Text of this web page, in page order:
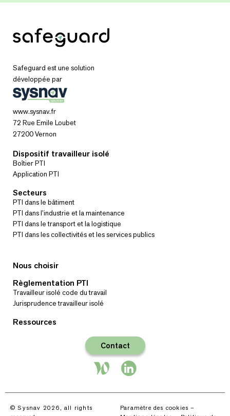
Safeguard est une solution
développée par
www.sysnav.fr
72 Rue Emile Loubet
27200 Vernon
Dispositif travailleur isolé
Boîtier PTI
Application PTI
Secteurs
PTI dans le bâtiment
PTI dans l’industrie et la maintenance
PTI dans le transport et la logistique
PTI dans les collectivités et les services publics
Nous choisir
Règlementation PTI
Travailleur isolé code du travail
Jurisprudence travailleur isolé
Ressources
Contact
© Sysnav 2026, all rights
Paramètre des cookies –